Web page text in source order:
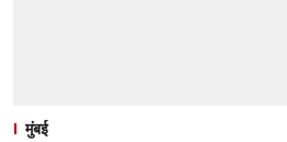
मुंबई